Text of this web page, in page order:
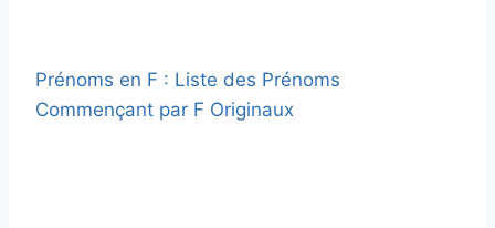
Prénoms en F : Liste des Prénoms
Commençant par F Originaux